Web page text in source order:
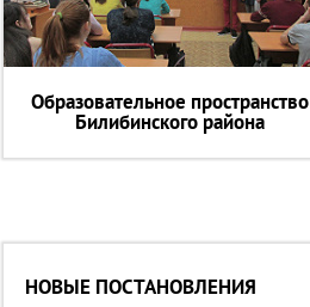
Образовательное пространство
Билибинского района
НОВЫЕ ПОСТАНОВЛЕНИЯ